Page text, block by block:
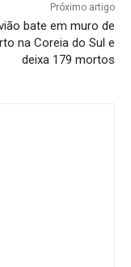
Próximo artigo
bate em muro de
na Coreia do Sul e
deixa 179 mortos